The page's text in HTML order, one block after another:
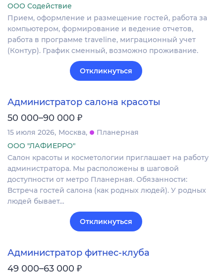
ООО Содействие
Прием, оформление и размещение гостей, работа за
компьютером, формирование и ведение отчетов,
работа в программе traveline, миграционный учет
(Контур). График сменный, возможно проживание.
Откликнуться
Администратор салона красоты
50 000–90 000 ₽
15 июля 2026 Москва
Планерная
ООО "ЛАФИЕРРО"
Салон красоты и косметологии приглашает на работу
администратора. Мы расположены в шаговой
доступности от метро Планерная. Обязанности:
Встреча гостей салона (как родных людей). У родных
людей бывает…
Откликнуться
Администратор фитнес-клуба
49 000–63 000 ₽